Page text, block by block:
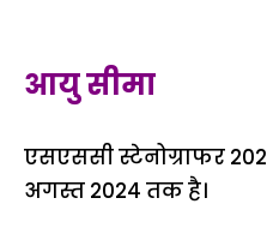
आयु सीमा
एसएससी स्टेनोग्राफर
अगस्त 2024 तक है।